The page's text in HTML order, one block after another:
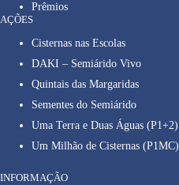
Prêmios
AÇÕES
Cisternas nas Escolas
DAKI – Semiárido Vivo
Quintais das Margaridas
Sementes do Semiárido
Uma Terra e Duas Águas (P1+2)
Um Milhão de Cisternas (P1MC)
INFORMAÇÃO